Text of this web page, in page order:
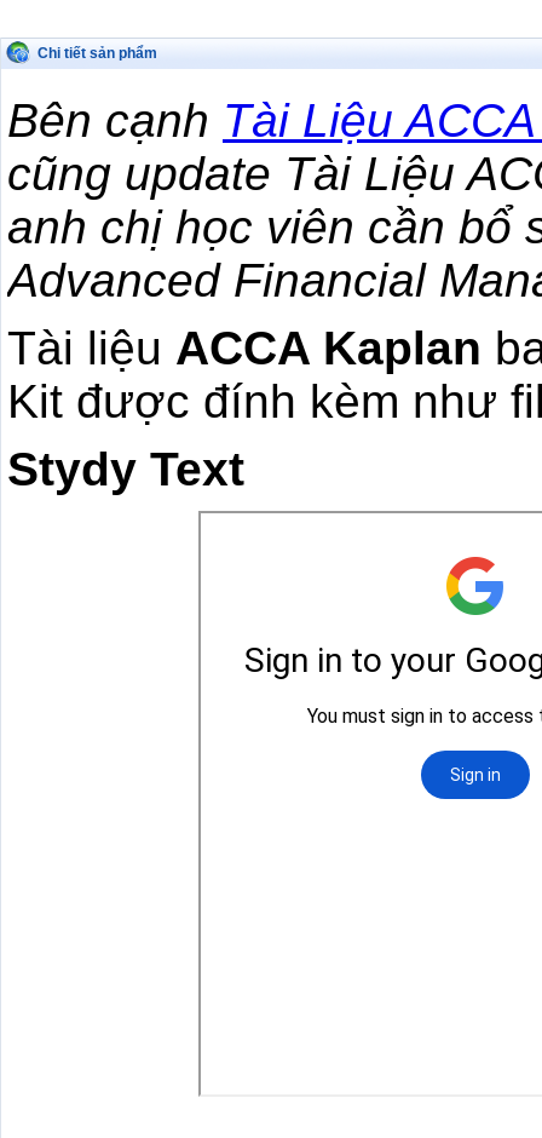
Chi tiết sản phẩm
Bên cạnh Tài Liệu
cũng update Tài Liệu
anh chị học viên cần bổ
Advanced Financial
Tài liệu ACCA Kaplan
Kit được đính kèm như
Stydy Text